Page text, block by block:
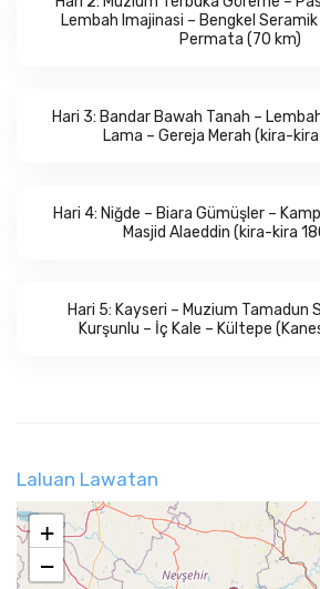
Lembah Imajinasi – Bengkel
Permata (70 km)
Hari 3: Bandar Bawah Tanah –
Lama – Gereja Merah (kira-
Hari 4: Niğde – Biara Gümüşler –
Masjid Alaeddin (kira-kira
Hari 5: Kayseri – Muzium Tamadun
Kurşunlu – İç Kale – Kültepe
Laluan Lawatan
+
−